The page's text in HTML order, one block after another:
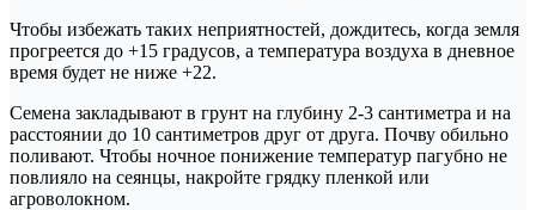
Чтобы избежать таких неприятностей, дождитесь, когда земля
прогреется до +15 градусов, а температура воздуха в дневное
время будет не ниже +22.
Семена закладывают в грунт на глубину 2-3 сантиметра и на
расстоянии до 10 сантиметров друг от друга. Почву обильно
поливают. Чтобы ночное понижение температур пагубно не
повлияло на сеянцы, накройте грядку пленкой или
агроволокном.